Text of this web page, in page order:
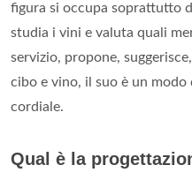
figura si occupa soprattutto
studia i vini e valuta quali
servizio, propone,
cibo e vino, il suo è un
cordiale.
Qual è la